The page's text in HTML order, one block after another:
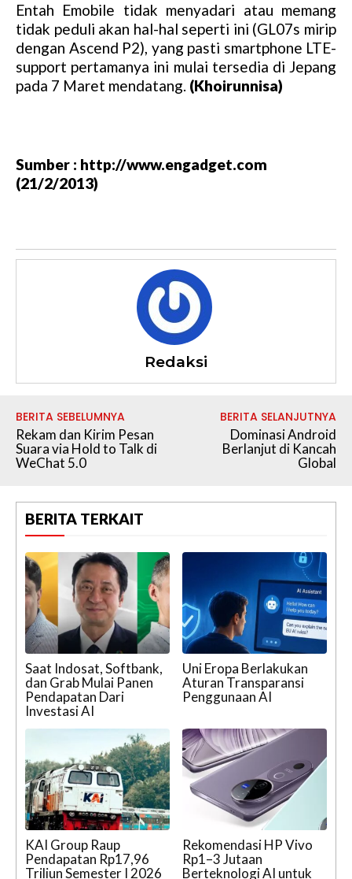
Entah Emobile tidak menyadari atau memang
tidak peduli akan hal-hal seperti ini (GL07s mirip
dengan Ascend P2), yang pasti smartphone LTE-
support pertamanya ini mulai tersedia di Jepang
pada 7 Maret mendatang. (Khoirunnisa)
Sumber : http://www.engadget.com
(21/2/2013)
Redaksi
BERITA SEBELUMNYA
Rekam dan Kirim Pesan
Suara via Hold to Talk di
WeChat 5.0
BERITA SELANJUTNYA
Dominasi Android
Berlanjut di Kancah
Global
BERITA TERKAIT
Saat Indosat, Softbank,
dan Grab Mulai Panen
Pendapatan Dari
Investasi AI
Uni Eropa Berlakukan
Aturan Transparansi
Penggunaan AI
KAI Group Raup
Pendapatan Rp17,96
Triliun Semester I 2026
Rekomendasi HP Vivo
Rp1–3 Jutaan
Berteknologi AI untuk